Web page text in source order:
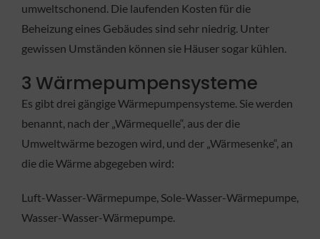
umweltschonend. Die laufenden Kosten für die
Beheizung eines Gebäudes sind sehr niedrig. Unter
gewissen Umständen können sie Häuser sogar kühlen.
3 Wärmepumpensysteme
Es gibt drei gängige Wärmepumpensysteme. Sie werden
benannt, nach der „Wärmequelle“, aus der die
Umweltwärme bezogen wird, und der „Wärmesenke“, an
die die Wärme abgegeben wird:
Luft-Wasser-Wärmepumpe, Sole-Wasser-Wärmepumpe,
Wasser-Wasser-Wärmepumpe.